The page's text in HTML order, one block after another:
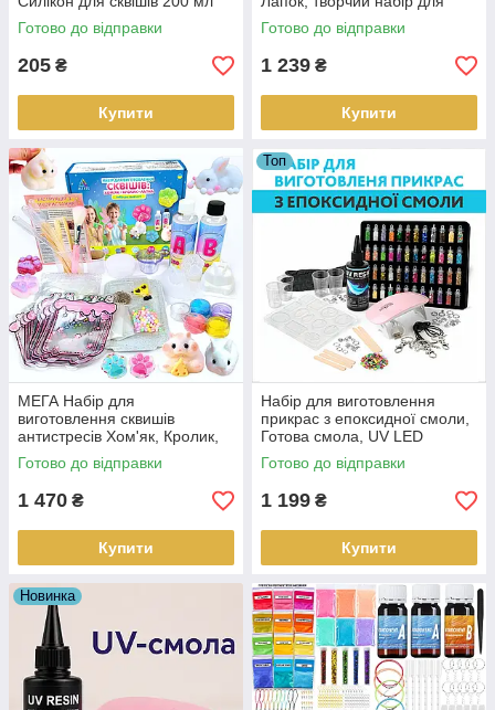
Готово до відправки
205 ₴
Купити
дітей "Зроби сквіш сам"
Готово до відправки
1 239 ₴
Купити
МЕГА Набір для
виготовлення сквишів
антистресів Хом'як, Кролик,
Лапка, творчий набір для
дітей
Готово до відправки
1 470 ₴
Купити
Топ
Набір для виготовлення
прикрас з епоксидної смоли,
Готова смола, UV LED
лампа, блискітки 48 кольорів
Готово до відправки
1 199 ₴
Купити
Новинка